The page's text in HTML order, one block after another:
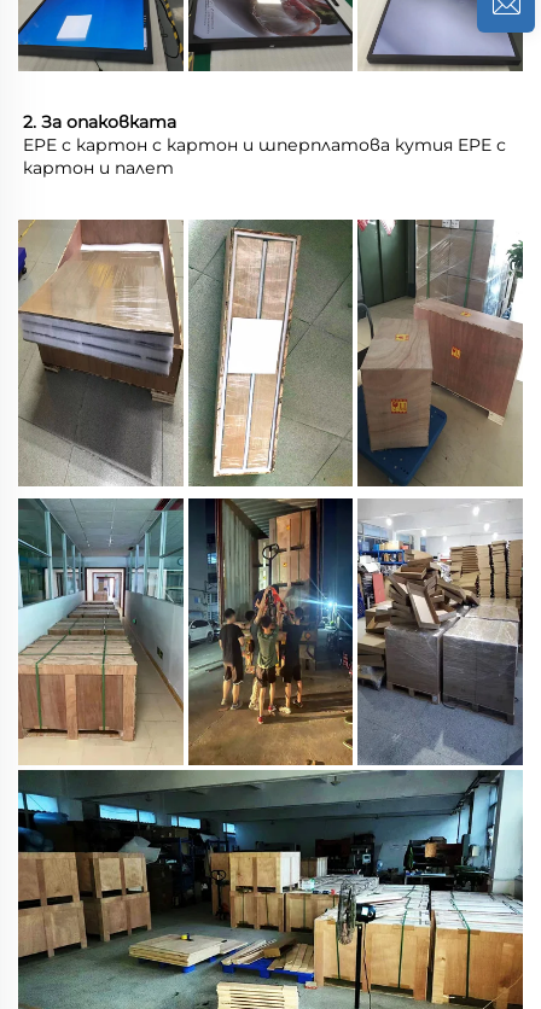
2. За опаковката
EPE с картон с картон и шперплатова кутия EPE с
картон и палет